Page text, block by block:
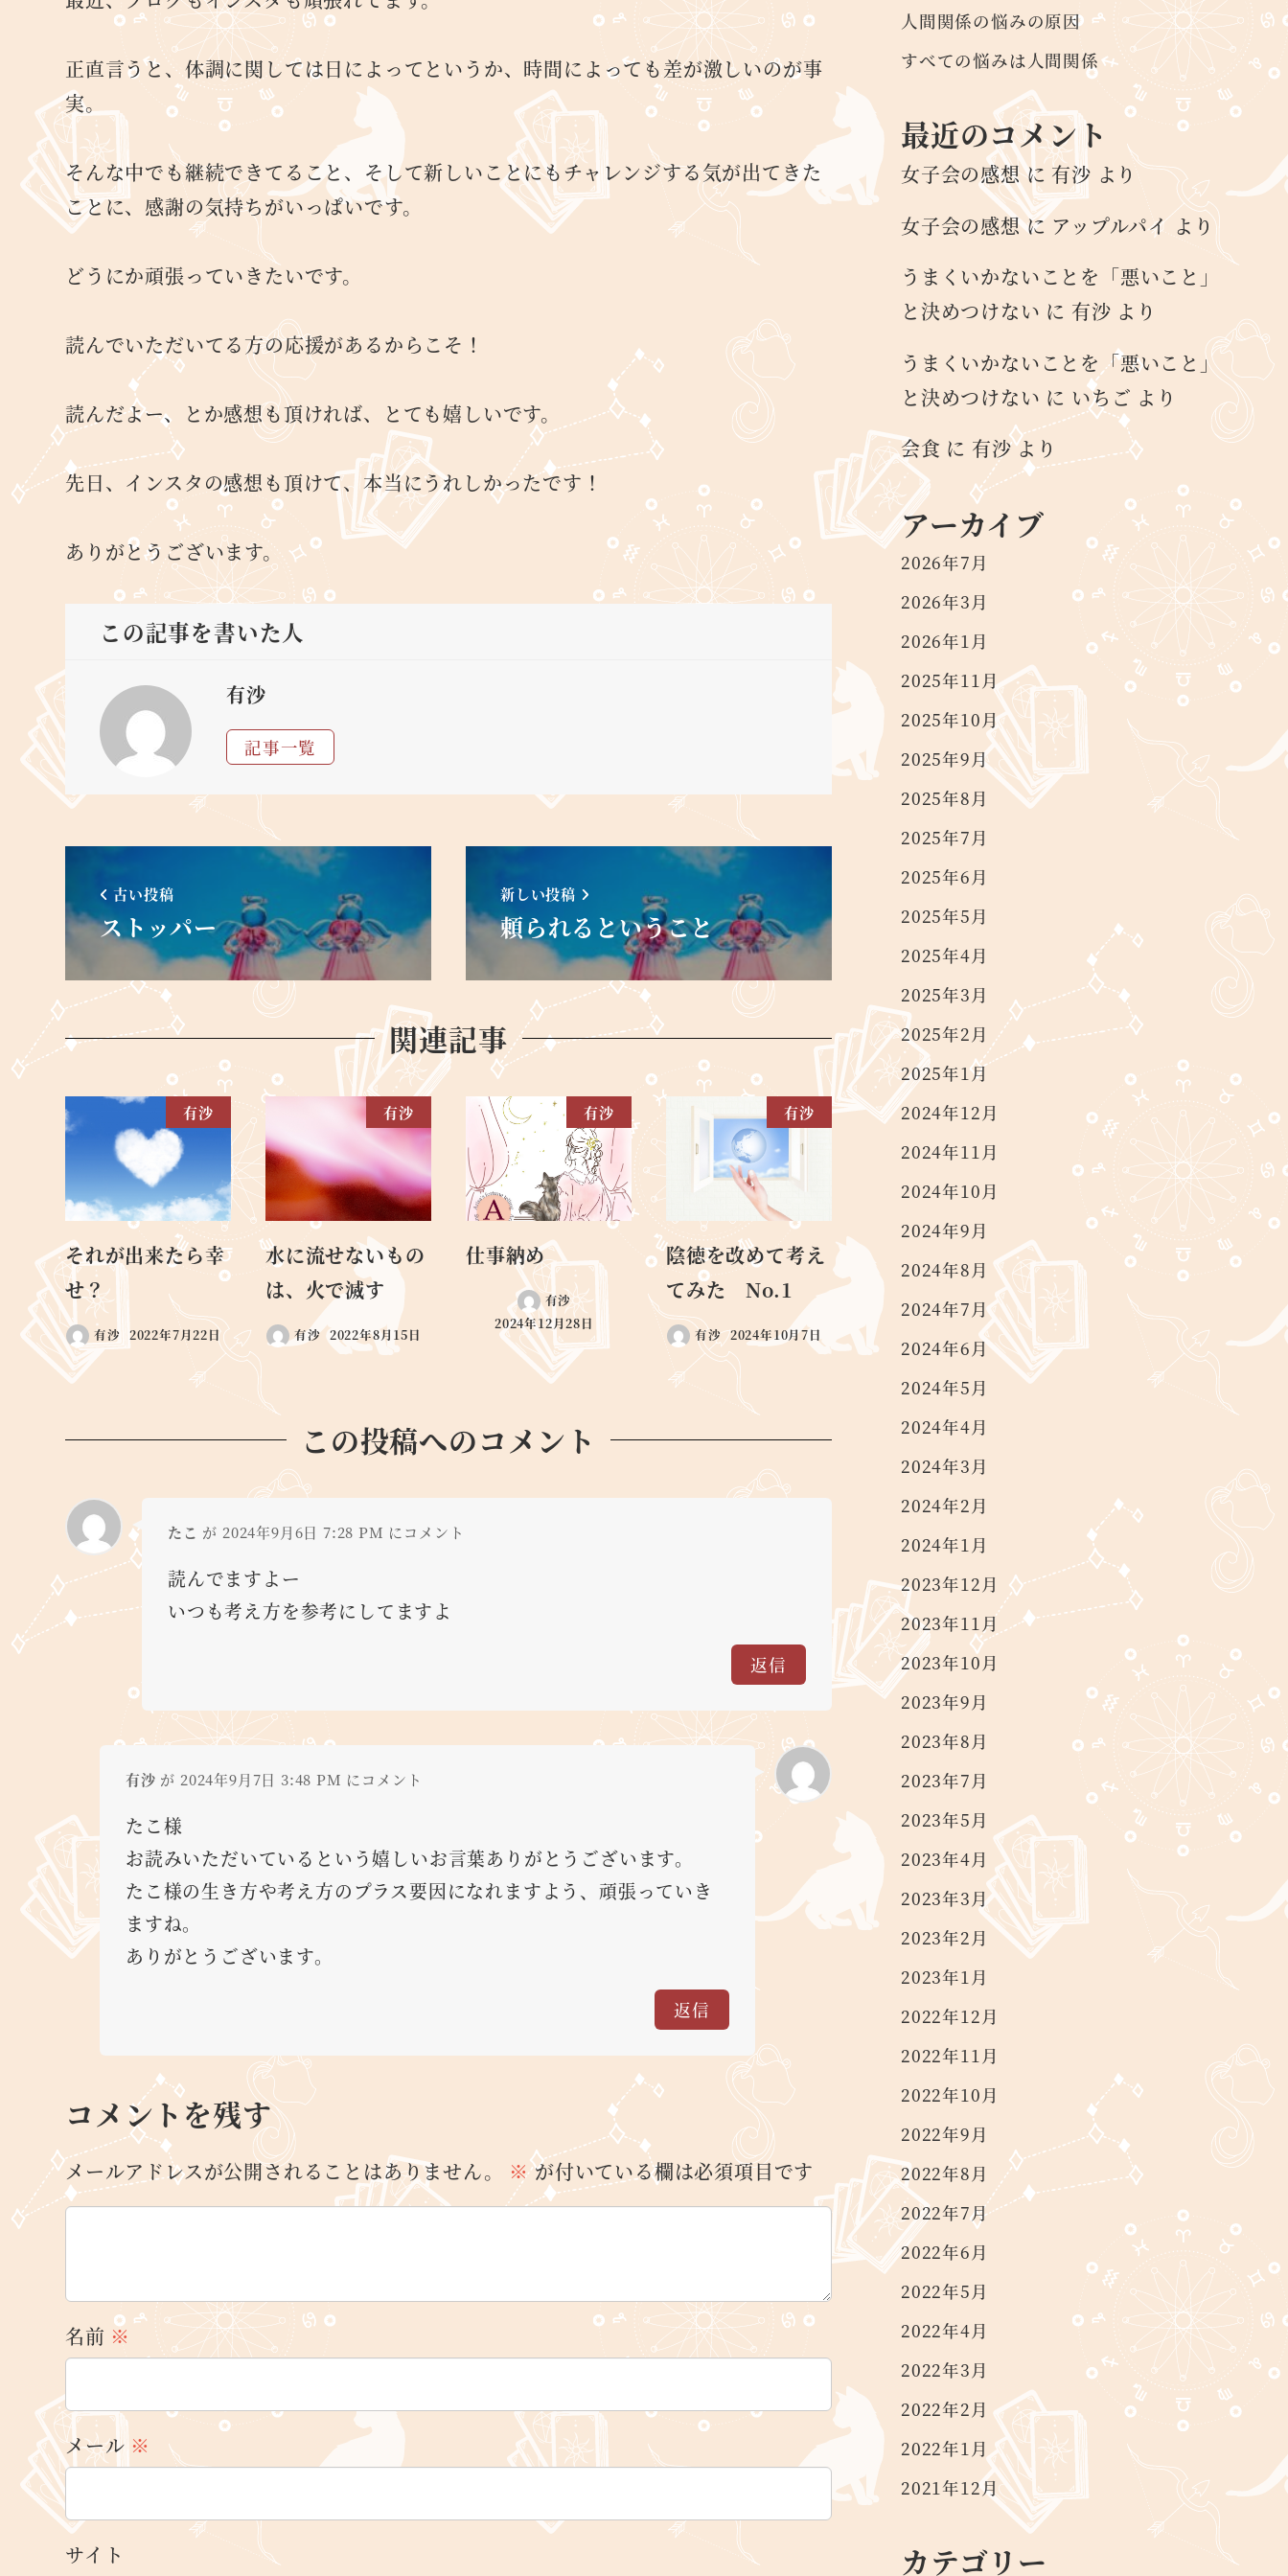
正直言うと、体調に関しては日によってというか、時間によっても差が激しいのが事
実。
そんな中でも継続できてること、そして新しいことにもチャレンジする気が出てきた
ことに、感謝の気持ちがいっぱいです。
どうにか頑張っていきたいです。
読んでいただいてる方の応援があるからこそ！
読んだよー、とか感想も頂ければ、とても嬉しいです。
先日、インスタの感想も頂けて、本当にうれしかったです！
ありがとうございます。
この記事を書いた人
有沙
記事一覧
古い投稿
ストッパー
新しい投稿
頼られるということ
関連記事
有沙
それが出来たら幸
せ？
有沙 2022年7月22日
有沙
水に流せないもの
は、火で滅す
有沙 2022年8月15日
有沙
仕事納め
有沙
2024年12月28日
有沙
陰徳を改めて考え
てみた No.1
有沙 2024年10月7日
この投稿へのコメント
たこ が 2024年9月6日 7:28 PM にコメント
読んでますよー
いつも考え方を参考にしてますよ
返信
有沙 が 2024年9月7日 3:48 PM にコメント
たこ様
お読みいただいているという嬉しいお言葉ありがとうございます。
たこ様の生き方や考え方のプラス要因になれますよう、頑張っていき
ますね。
ありがとうございます。
返信
コメントを残す
メールアドレスが公開されることはありません。 ※が付いている欄は必須項目です
名前 ※
メール ※
サイト
人間関係の悩みの原因
すべての悩みは人間関係
最近のコメント
女子会の感想に 有沙 より
女子会の感想にアップルパイ より
うまくいかないことを「悪いこと」
と決めつけない に 有沙 より
うまくいかないことを「悪いこと」
と決めつけない に いちご より
会食 に 有沙より
アーカイブ
2026年7月
2026年3月
2026年1月
2025年11月
2025年10月
2025年9月
2025年8月
2025年7月
2025年6月
2025年5月
2025年4月
2025年3月
2025年2月
2025年1月
2024年12月
2024年11月
2024年10月
2024年9月
2024年8月
2024年7月
2024年6月
2024年5月
2024年4月
2024年3月
2024年2月
2024年1月
2023年12月
2023年11月
2023年10月
2023年9月
2023年8月
2023年7月
2023年5月
2023年4月
2023年3月
2023年2月
2023年1月
2022年12月
2022年11月
2022年10月
2022年9月
2022年8月
2022年7月
2022年6月
2022年5月
2022年4月
2022年3月
2022年2月
2022年1月
2021年12月
カテゴリー